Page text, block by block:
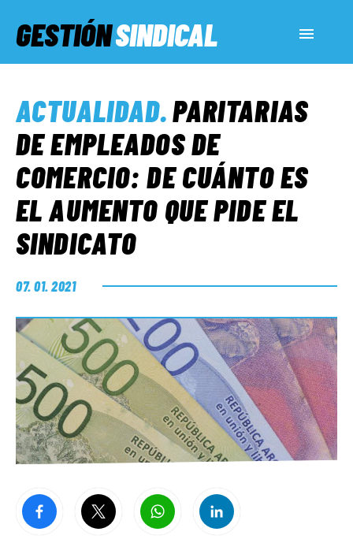
GESTIÓNSINDICAL
SERVICIOS SOCIALES
INFORMES ESPECIALES
FUERA DE MEGÁFONO
EL LADO «G»
ACTUALIDAD.PARITARIAS
DE EMPLEADOS DE
COMERCIO: DE CUÁNTO ES
EL AUMENTO QUE PIDE EL
SINDICATO
07. 01. 2021